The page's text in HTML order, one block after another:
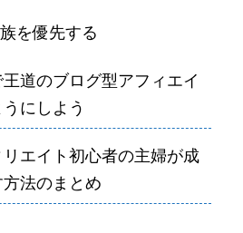
を優先する
道のブログ型アフィエイ
にしよう
エイト初心者の主婦が成
法のまとめ